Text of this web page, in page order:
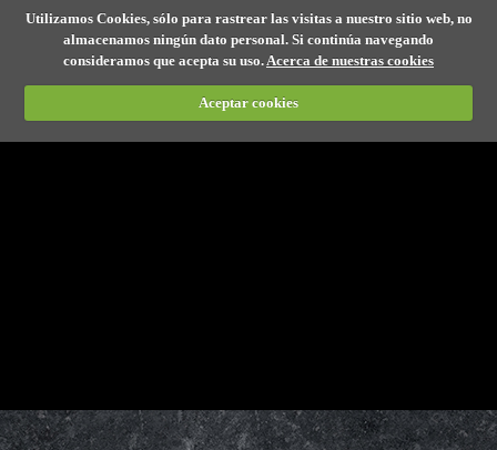
Utilizamos Cookies, sólo para rastrear las visitas a nuestro sitio web, no
almacenamos ningún dato personal. Si continúa navegando
consideramos que acepta su uso. Acerca de nuestras cookies
Aceptar cookies